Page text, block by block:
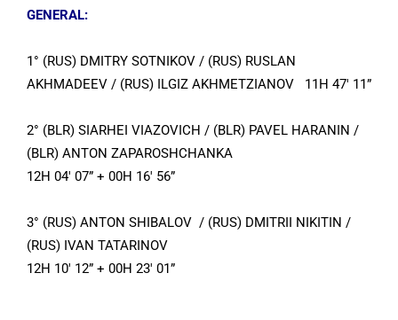
GENERAL:
1° (RUS) DMITRY SOTNIKOV / (RUS) RUSLAN
AKHMADEEV / (RUS) ILGIZ AKHMETZIANOV 11H 47′ 11”
2° (BLR) SIARHEI VIAZOVICH / (BLR) PAVEL HARANIN /
(BLR) ANTON ZAPAROSHCHANKA
12H 04′ 07” + 00H 16′ 56”
3° (RUS) ANTON SHIBALOV / (RUS) DMITRII NIKITIN /
(RUS) IVAN TATARINOV
12H 10′ 12” + 00H 23′ 01”